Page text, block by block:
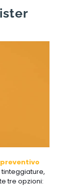
tinteggiature,
tre opzioni: